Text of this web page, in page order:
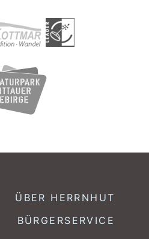
ÜBER HERRNHUT
BÜRGERSERVICE